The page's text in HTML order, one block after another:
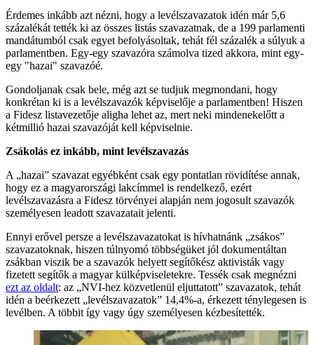
Érdemes inkább azt nézni, hogy a levélszavazatok idén már 5,6
százalékát tették ki az összes listás szavazatnak, de a 199 parlamenti
mandátumból csak egyet befolyásoltak, tehát fél százalék a súlyuk a
parlamentben. Egy-egy szavazóra számolva tized akkora, mint egy-
egy "hazai" szavazóé.
Gondoljanak csak bele, még azt se tudjuk megmondani, hogy
konkrétan ki is a levélszavazók képviselője a parlamentben! Hiszen
a Fidesz listavezetője aligha lehet az, mert neki mindenekelőtt a
kétmillió hazai szavazóját kell képviselnie.
Zsákolás ez inkább, mint levélszavazás
A „hazai” szavazat egyébként csak egy pontatlan rövidítése annak,
hogy ez a magyarországi lakcímmel is rendelkező, ezért
levélszavazásra a Fidesz törvényei alapján nem jogosult szavazók
személyesen leadott szavazatait jelenti.
Ennyi erővel persze a levélszavazatokat is hívhatnánk „zsákos”
szavazatoknak, hiszen túlnyomó többségüket jól dokumentáltan
zsákban viszik be a szavazók helyett segítőkész aktivisták vagy
fizetett segítők a magyar külképviseletekre. Tessék csak megnézni
ezt az oldalt: az „NVI-hez közvetlenül eljuttatott” szavazatok, tehát
idén a beérkezett „levélszavazatok” 14,4%-a, érkezett ténylegesen is
levélben. A többit így vagy úgy személyesen kézbesítették.